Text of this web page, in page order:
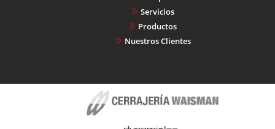
Servicios
Productos
Nuestros Clientes